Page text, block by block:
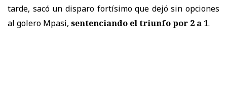
tarde, sacó un disparo fortísimo que dejó sin opciones
al golero Mpasi, sentenciando el triunfo por 2 a 1.